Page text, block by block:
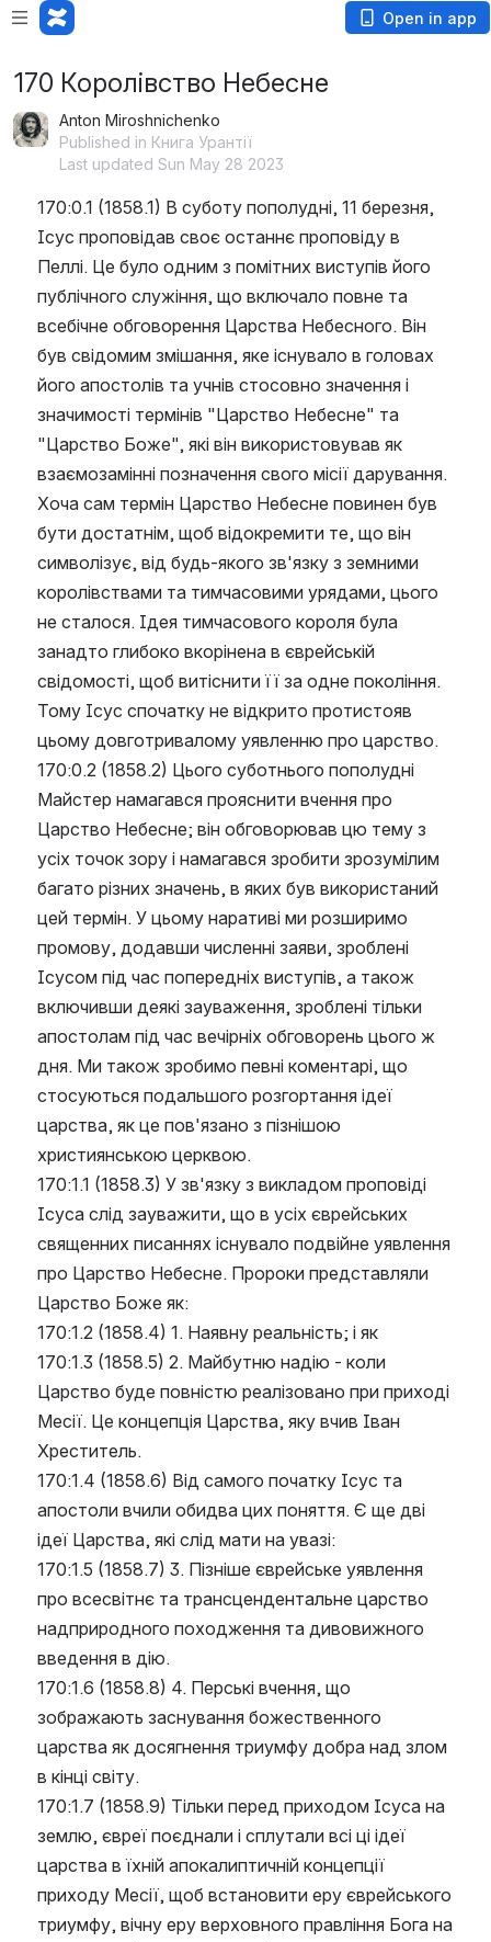
Open in app
170 Королівство Небесне
Anton Miroshnichenko
Published in Книга Урантії
Last updated Sun May 28 2023
170:0.1 (1858.1) В суботу пополудні, 11 березня,
Ісус проповідав своє останнє проповіду в
Пеллі. Це було одним з помітних виступів його
публічного служіння, що включало повне та
всебічне обговорення Царства Небесного. Він
був свідомим змішання, яке існувало в головах
його апостолів та учнів стосовно значення і
значимості термінів "Царство Небесне" та
"Царство Боже", які він використовував як
взаємозамінні позначення свого місії дарування.
Хоча сам термін Царство Небесне повинен був
бути достатнім, щоб відокремити те, що він
символізує, від будь-якого зв'язку з земними
королівствами та тимчасовими урядами, цього
не сталося. Ідея тимчасового короля була
занадто глибоко вкорінена в єврейській
свідомості, щоб витіснити її за одне покоління.
Тому Ісус спочатку не відкрито протистояв
цьому довготривалому уявленню про царство.
170:0.2 (1858.2) Цього суботнього пополудні
Майстер намагався прояснити вчення про
Царство Небесне; він обговорював цю тему з
усіх точок зору і намагався зробити зрозумілим
багато різних значень, в яких був використаний
цей термін. У цьому наративі ми розширимо
промову, додавши численні заяви, зроблені
Ісусом під час попередніх виступів, а також
включивши деякі зауваження, зроблені тільки
апостолам під час вечірніх обговорень цього ж
дня. Ми також зробимо певні коментарі, що
стосуються подальшого розгортання ідеї
царства, як це пов'язано з пізнішою
християнською церквою.
170:1.1 (1858.3) У зв'язку з викладом проповіді
Ісуса слід зауважити, що в усіх єврейських
священних писаннях існувало подвійне уявлення
про Царство Небесне. Пророки представляли
Царство Боже як:
170:1.2 (1858.4) 1. Наявну реальність; і як
170:1.3 (1858.5) 2. Майбутню надію - коли
Царство буде повністю реалізовано при приході
Месії. Це концепція Царства, яку вчив Іван
Хреститель.
170:1.4 (1858.6) Від самого початку Ісус та
апостоли вчили обидва цих поняття. Є ще дві
ідеї Царства, які слід мати на увазі:
170:1.5 (1858.7) 3. Пізніше єврейське уявлення
про всесвітнє та трансцендентальне царство
надприродного походження та дивовижного
введення в дію.
170:1.6 (1858.8) 4. Перські вчення, що
зображають заснування божественного
царства як досягнення триумфу добра над злом
в кінці світу.
170:1.7 (1858.9) Тільки перед приходом Ісуса на
землю, євреї поєднали і сплутали всі ці ідеї
царства в їхній апокалиптичній концепції
приходу Месії, щоб встановити еру єврейського
триумфу, вічну еру верховного правління Бога на